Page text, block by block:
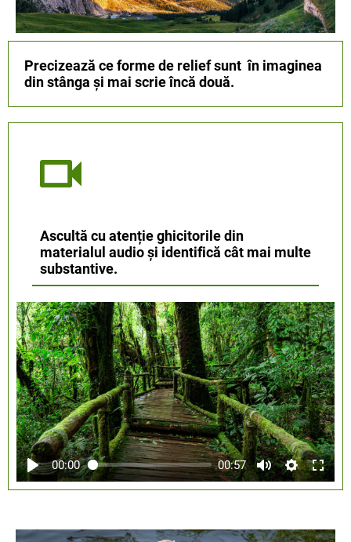
Precizează ce forme de relief sunt în imaginea
din stânga și mai scrie încă două.
Ascultă cu atenție ghicitorile din
materialul audio și identifică cât mai multe
substantive.
00:00 00:57